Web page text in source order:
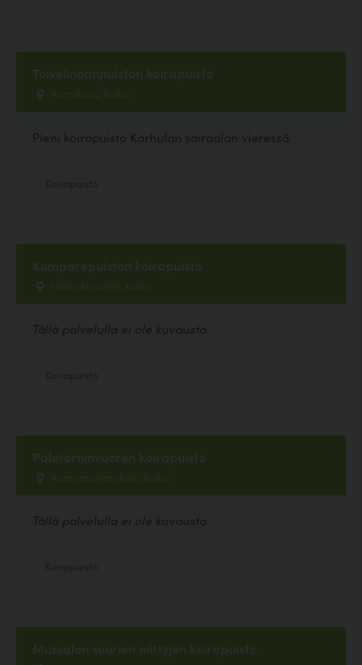
Toivelinnanpuiston koirapuisto
Aumakatu, Kotka
Pieni koirapuisto Karhulan sairaalan vieressä.
Kumparepuiston koirapuisto
Hiidenkirnuntie, Kotka
Tällä palvelulla ei ole kuvausta.
Palotorninvuoren koirapuisto
Ruotsinsalmenkatu, Kotka
Tällä palvelulla ei ole kuvausta.
Mussalon suurien niittyjen koirapuisto